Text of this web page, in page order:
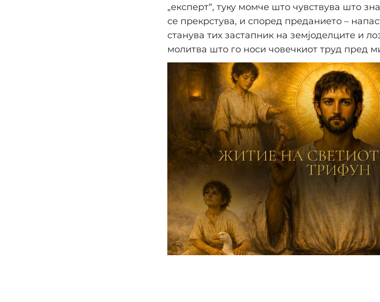
„експерт“, туку момче што чувствува што
се прекрстува, и според преданието –
станува тих застапник на земјоделците и
молитва што го носи човечкиот труд пред